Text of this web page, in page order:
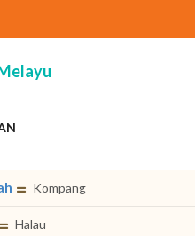
Kompang
Halau